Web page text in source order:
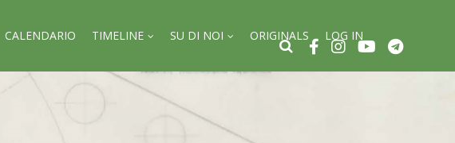
CALENDARIO TIMELINE SU DI NOI ORIGINALS LOG IN